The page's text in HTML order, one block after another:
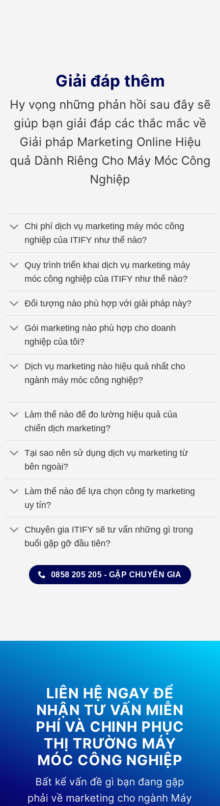
Giải đáp thêm
Hy vọng những phản hồi sau đây sẽ
giúp bạn giải đáp các thắc mắc về
Giải pháp Marketing Online Hiệu
quả Dành Riêng Cho Máy Móc Công
Nghiệp
Chi phí dịch vụ marketing máy móc công
nghiệp của ITIFY như thế nào?
Quy trình triển khai dịch vụ marketing máy
móc công nghiệp của ITIFY như thế nào?
Đối tượng nào phù hợp với giải pháp này?
Gói marketing nào phù hợp cho doanh
nghiệp của tôi?
Dịch vụ marketing nào hiệu quả nhất cho
ngành máy móc công nghiệp?
Làm thế nào để đo lường hiệu quả của
chiến dịch marketing?
Tại sao nên sử dụng dịch vụ marketing từ
bên ngoài?
Làm thế nào để lựa chọn công ty marketing
uy tín?
Chuyên gia ITIFY sẽ tư vấn những gì trong
buổi gặp gỡ đầu tiên?
0858 205 205 - GẶP CHUYÊN GIA
LIÊN HỆ NGAY ĐỂ
NHẬN TƯ VẤN MIỄN
PHÍ VÀ CHINH PHỤC
THỊ TRƯỜNG MÁY
MÓC CÔNG NGHIỆP
Bất kể vấn đề gì bạn đang gặp
phải về marketing cho ngành Máy